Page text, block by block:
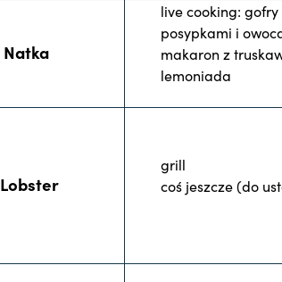
Natka
live cooking:
posypkami i
makaron z
lemoniada
Lobster
grill
coś jeszcze (do